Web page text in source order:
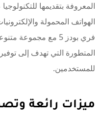
المعروفة بتقديمها
الهواتف المحمولة
فري بودز 5 مع
المتطورة التي تهدف إلى
للمستخدمين.
ميزات رائعة